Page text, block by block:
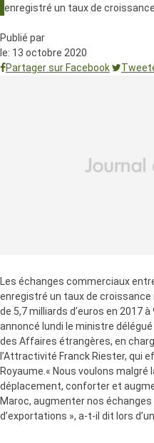
enregistré un taux de croissance
Publié par
le: 13 octobre 2020
Partager sur Facebook
Les échanges commerciaux
enregistré un taux de croissance
de 5,7 milliards d’euros en 2017
annoncé lundi le ministre
des Affaires étrangères, en
l’Attractivité Franck Riester, qui
Royaume.« Nous voulons
déplacement, conforter et
Maroc, augmenter nos
d’exportations », a-t-il dit lors